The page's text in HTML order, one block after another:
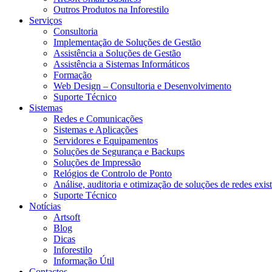
Outros Produtos na Inforestilo
Serviços
Consultoria
Implementação de Soluções de Gestão
Assistência a Soluções de Gestão
Assistência a Sistemas Informáticos
Formação
Web Design – Consultoria e Desenvolvimento
Suporte Técnico
Sistemas
Redes e Comunicações
Sistemas e Aplicações
Servidores e Equipamentos
Soluções de Segurança e Backups
Soluções de Impressão
Relógios de Controlo de Ponto
Análise, auditoria e otimização de soluções de redes
Suporte Técnico
Notícias
Artsoft
Blog
Dicas
Inforestilo
Informação Útil